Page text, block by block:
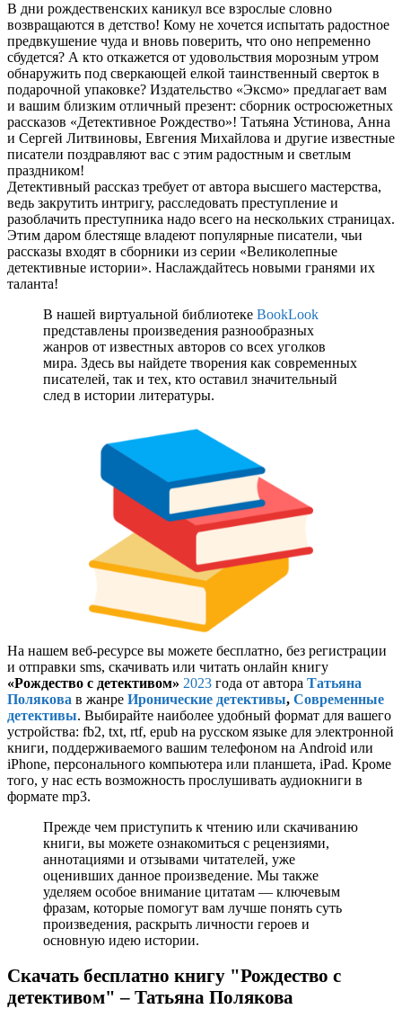
В дни рождественских каникул все взрослые словно
возвращаются в детство! Кому не хочется испытать радостное
предвкушение чуда и вновь поверить, что оно непременно
сбудется? А кто откажется от удовольствия морозным утром
обнаружить под сверкающей елкой таинственный сверток в
подарочной упаковке? Издательство «Эксмо» предлагает вам
и вашим близким отличный презент: сборник остросюжетных
рассказов «Детективное Рождество»! Татьяна Устинова, Анна
и Сергей Литвиновы, Евгения Михайлова и другие известные
писатели поздравляют вас с этим радостным и светлым
праздником!
Детективный рассказ требует от автора высшего мастерства,
ведь закрутить интригу, расследовать преступление и
разоблачить преступника надо всего на нескольких страницах.
Этим даром блестяще владеют популярные писатели, чьи
рассказы входят в сборники из серии «Великолепные
детективные истории». Наслаждайтесь новыми гранями их
таланта!
В нашей виртуальной библиотеке BookLook
представлены произведения разнообразных
жанров от известных авторов со всех уголков
мира. Здесь вы найдете творения как современных
писателей, так и тех, кто оставил значительный
след в истории литературы.
На нашем веб-ресурсе вы можете бесплатно, без регистрации
и отправки sms, скачивать или читать онлайн книгу
«Рождество с детективом» 2023 года от автора Татьяна
Полякова в жанре Иронические детективы, Современные
детективы. Выбирайте наиболее удобный формат для вашего
устройства: fb2, txt, rtf, epub на русском языке для электронной
книги, поддерживаемого вашим телефоном на Android или
iPhone, персонального компьютера или планшета, iPad. Кроме
того, у нас есть возможность прослушивать аудиокниги в
формате mp3.
Прежде чем приступить к чтению или скачиванию
книги, вы можете ознакомиться с рецензиями,
аннотациями и отзывами читателей, уже
оценивших данное произведение. Мы также
уделяем особое внимание цитатам — ключевым
фразам, которые помогут вам лучше понять суть
произведения, раскрыть личности героев и
основную идею истории.
Скачать бесплатно книгу "Рождество с
детективом" – Татьяна Полякова